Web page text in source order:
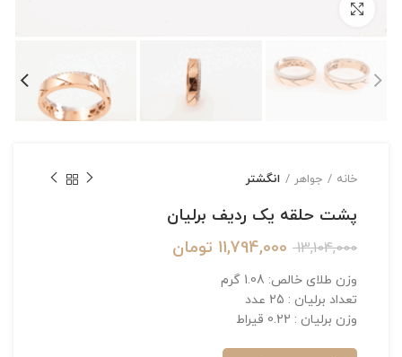
خانه جواهر انگشتر
پشت حلقه یک ردیف برلیان
13,104,000
11,794,000 تومان
وزن طلای خالص: 1.08 گرم
تعداد برلیان : 25 عدد
وزن برلیان : 0.22 قیراط